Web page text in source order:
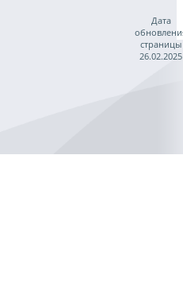
Дата
страницы
26.02.2025